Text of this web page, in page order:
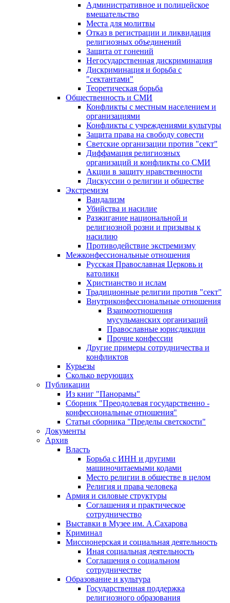
Административное и полицейское
вмешательство
Места для молитвы
Отказ в регистрации и ликвидация
религиозных объединений
Защита от гонений
Негосударственная дискриминация
Дискриминация и борьба с
"сектантами"
Теоретическая борьба
Общественность и СМИ
Конфликты с местным населением и
организациями
Конфликты с учреждениями культуры
Защита права на свободу совести
Светские организации против "сект"
Диффамация религиозных
организаций и конфликты со СМИ
Акции в защиту нравственности
Дискуссии о религии и обществе
Экстремизм
Вандализм
Убийства и насилие
Разжигание национальной и
религиозной розни и призывы к
насилию
Противодействие экстремизму
Межконфессиональные отношения
Русская Православная Церковь и
католики
Христианство и ислам
Традиционные религии против "сект"
Внутриконфессиональные отношения
Взаимоотношения
мусульманских организаций
Православные юрисдикции
Прочие конфессии
Другие примеры сотрудничества и
конфликтов
Курьезы
Сколько верующих
Публикации
Из книг "Панорамы"
Сборник "Преодолевая государственно -
конфессиональные отношения"
Статьи сборника "Пределы светскости"
Документы
Архив
Власть
Борьба с ИНН и другими
машиночитаемыми кодами
Место религии в обществе в целом
Религия и права человека
Армия и силовые структуры
Соглашения и практическое
сотрудничество
Выставки в Музее им. А.Сахарова
Криминал
Миссионерская и социальная деятельность
Иная социальная деятельность
Соглашения о социальном
сотрудничестве
Образование и культура
Государственная поддержка
религиозного образования